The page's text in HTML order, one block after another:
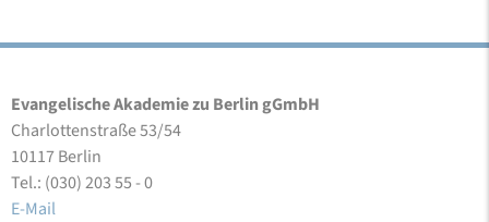
Evangelische Akademie zu Berlin gGmbH
Charlottenstraße 53/54
10117 Berlin
Tel.: (030) 203 55 - 0
E-Mail